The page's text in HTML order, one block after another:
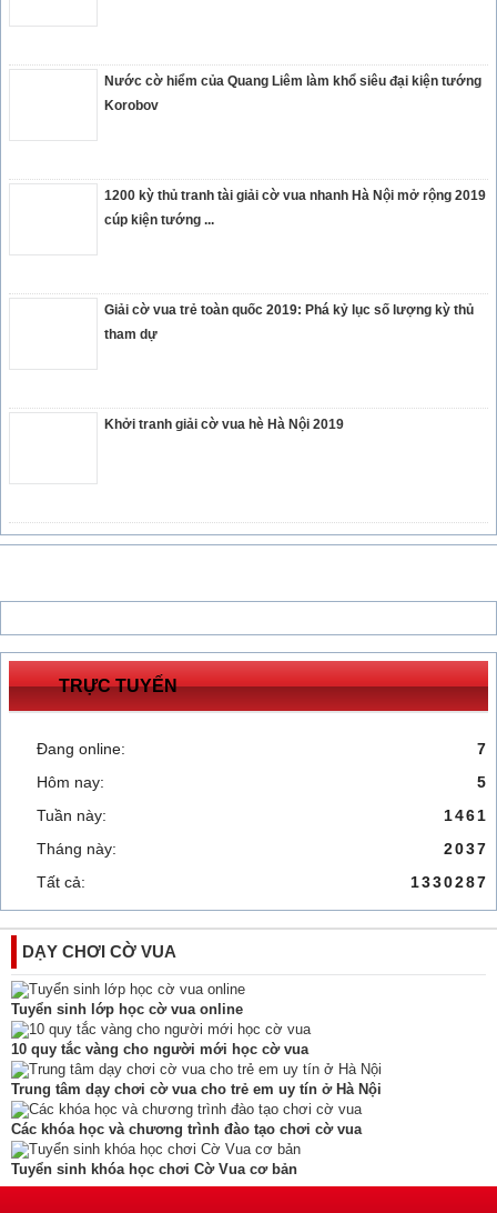
Nước cờ hiểm của Quang Liêm làm khổ siêu đại kiện tướng
Korobov
1200 kỳ thủ tranh tài giải cờ vua nhanh Hà Nội mở rộng 2019
cúp kiện tướng ...
Giải cờ vua trẻ toàn quốc 2019: Phá kỷ lục số lượng kỳ thủ
tham dự
Khởi tranh giải cờ vua hè Hà Nội 2019
TRỰC TUYẾN
Đang online:
7
Hôm nay:
5
Tuần này:
1461
Tháng này:
2037
Tất cả:
1330287
DẠY CHƠI CỜ VUA
Tuyển sinh lớp học cờ vua online
10 quy tắc vàng cho người mới học cờ vua
Trung tâm dạy chơi cờ vua cho trẻ em uy tín ở Hà Nội
Các khóa học và chương trình đào tạo chơi cờ vua
Tuyển sinh khóa học chơi Cờ Vua cơ bản